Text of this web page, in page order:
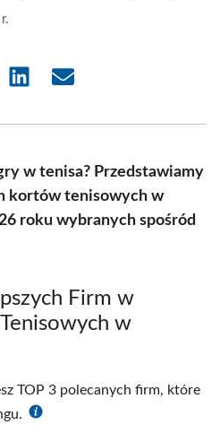
Share Share
w tenisa? Przedstawiamy
kortów tenisowych w
roku wybranych spośród
Firm w
w
TOP 3 polecanych firm, które